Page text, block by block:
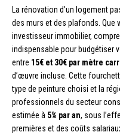
La rénovation d’un logement
des murs et des plafonds. Que
investisseur immobilier,
indispensable pour budgétiser
entre 15€ et 30€ par mètre
d’œuvre incluse. Cette
type de peinture choisi et la
professionnels du secteur
estimée à 5% par an, sous
premières et des coûts